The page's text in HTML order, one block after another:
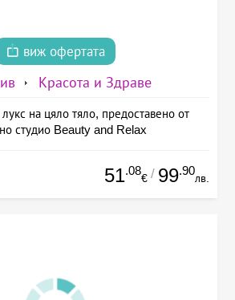
виж офертата
Красота и Здраве
на цяло тяло, предоставено от
студио Beauty and Relax
51.08
€ / 99.90
лв.